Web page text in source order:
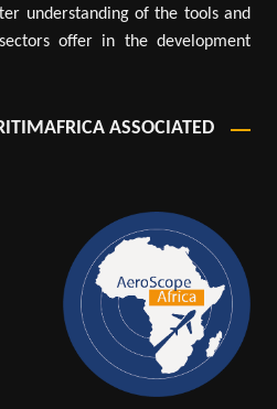
understanding of the tools and
offer in the development
ASSOCIATED